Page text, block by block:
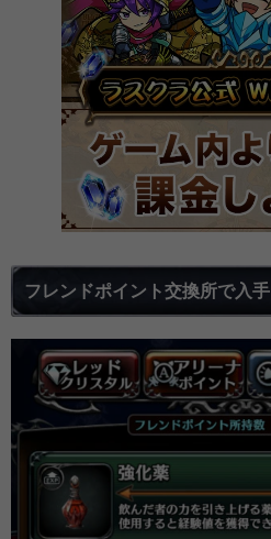
フレンドポイント交換所で入手